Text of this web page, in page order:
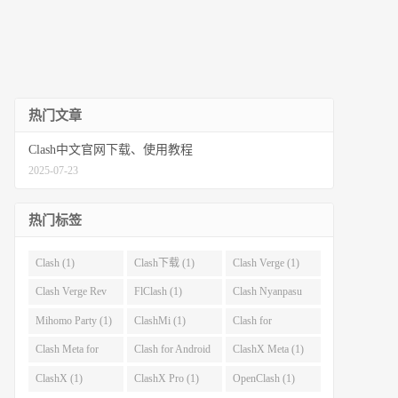
热门文章
Clash中文官网下载、使用教程
2025-07-23
热门标签
Clash (1) Clash下载 (1) Clash Verge (1)
Clash Verge Rev
(1)
FlClash (1) Clash Nyanpasu
(1)
Mihomo Party (1) ClashMi (1) Clash for
Windows (1)
Clash Meta for
Android (1)
Clash for Android
(1)
ClashX Meta (1)
ClashX (1) ClashX Pro (1) OpenClash (1)